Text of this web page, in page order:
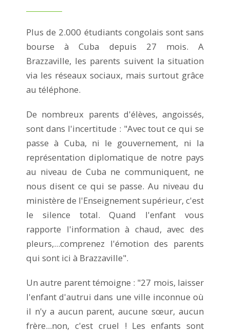
Plus de 2.000 étudiants congolais sont sans
bourse à Cuba depuis 27 mois. A
Brazzaville, les parents suivent la situation
via les réseaux sociaux, mais surtout grâce
au téléphone.
De nombreux parents d'élèves, angoissés,
sont dans l'incertitude : "Avec tout ce qui se
passe à Cuba, ni le gouvernement, ni la
représentation diplomatique de notre pays
au niveau de Cuba ne communiquent, ne
nous disent ce qui se passe. Au niveau du
ministère de l'Enseignement supérieur, c'est
le silence total. Quand l'enfant vous
rapporte l'information à chaud, avec des
pleurs,...comprenez l'émotion des parents
qui sont ici à Brazzaville".
Un autre parent témoigne : "27 mois, laisser
l'enfant d'autrui dans une ville inconnue où
il n'y a aucun parent, aucune sœur, aucun
frère...non, c'est cruel ! Les enfants sont